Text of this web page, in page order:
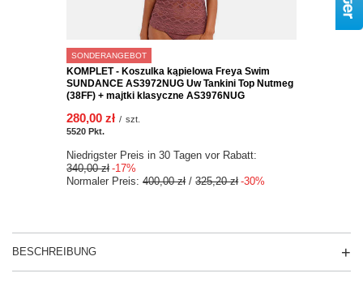
SONDERANGEBOT
KOMPLET - Koszulka kąpielowa Freya Swim
SUNDANCE AS3972NUG Uw Tankini Top Nutmeg
(38FF) + majtki klasyczne AS3976NUG
280,00 zł / szt.
5520 Pkt.
Niedrigster Preis in 30 Tagen vor Rabatt:
340,00 zł -17%
Normaler Preis:400,00 zł/325,20 zł -30%
BESCHREIBUNG